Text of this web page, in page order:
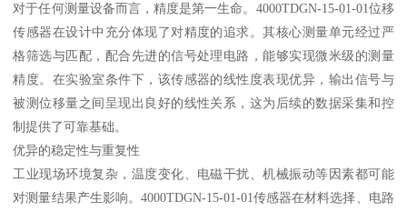
对于任何测量设备而言，精度是第一生命。4000TDGN-15-01-01位移
传感器在设计中充分体现了对精度的追求。其核心测量单元经过严
格筛选与匹配，配合先进的信号处理电路，能够实现微米级的测量
精度。在实验室条件下，该传感器的线性度表现优异，输出信号与
被测位移量之间呈现出良好的线性关系，这为后续的数据采集和控
制提供了可靠基础。
优异的稳定性与重复性
工业现场环境复杂，温度变化、电磁干扰、机械振动等因素都可能
对测量结果产生影响。4000TDGN-15-01-01传感器在材料选择、电路